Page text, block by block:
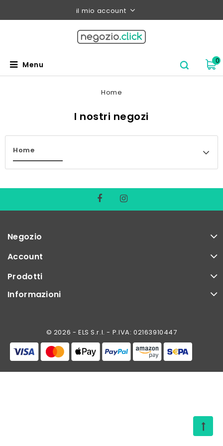
il mio account
0
Menu
Home
I nostri negozi
Home
Negozio
Account
Prodotti
Informazioni
© 2026 - ELS S.r.l. - P.IVA: 02163910447